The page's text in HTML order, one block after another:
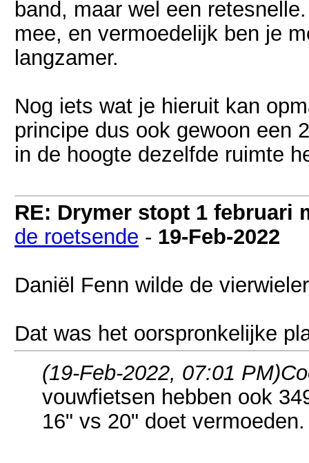
band, maar wel een
mee, en vermoedelijk ben je
langzamer.
Nog iets wat je hieruit kan
principe dus ook gewoon een
in de hoogte dezelfde ruimte
RE: Drymer stopt 1 februari
de roetsende - 19-Feb-2022
Daniël Fenn wilde de
Dat was het oorspronkelijke
(19-Feb-2022, 07:01 PM)
vouwfietsen hebben ook
16" vs 20" doet vermoeden.